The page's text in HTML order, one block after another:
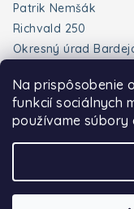
Na prispôsobenie
funkcií sociálnych
používame súbory
Patrik Nemšák
Richvald 250
Okresný úrad
IČO:56438826
DIČ:1086030418
Nie som platca DPH
Copyright 2026